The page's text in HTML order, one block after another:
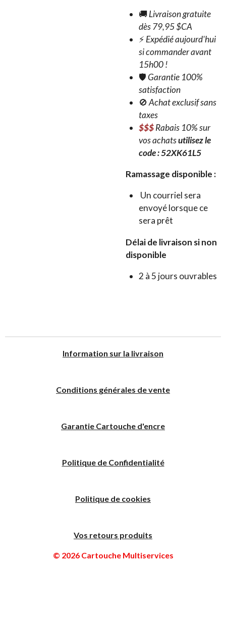
🚚Livraison gratuite
dès 79,95 $CA
⚡Expédié aujourd'hui
si commander avant
15h00 !
🛡️Garantie 100%
satisfaction
🚫Achat exclusif sans
taxes
$$$Rabais 10% sur
vos achatsutilisez le
code : 52XK61L5
Ramassage disponible :
Un courriel sera
envoyé lorsque ce
sera prêt
Délai de livraison si non
disponible
2 à 5 jours ouvrables
Information sur la livraison
Conditions générales de vente
Garantie Cartouche d'encre
Politique de Confidentialité
Politique de cookies
Vos retours produits
© 2026 Cartouche Multiservices